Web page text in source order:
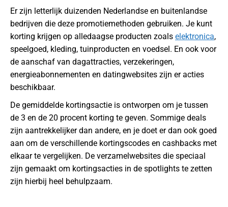
Er zijn letterlijk duizenden Nederlandse en buitenlandse
bedrijven die deze promotiemethoden gebruiken. Je kunt
korting krijgen op alledaagse producten zoals elektronica,
speelgoed, kleding, tuinproducten en voedsel. En ook voor
de aanschaf van dagattracties, verzekeringen,
energieabonnementen en datingwebsites zijn er acties
beschikbaar.
De gemiddelde kortingsactie is ontworpen om je tussen
de 3 en de 20 procent korting te geven. Sommige deals
zijn aantrekkelijker dan andere, en je doet er dan ook goed
aan om de verschillende kortingscodes en cashbacks met
elkaar te vergelijken. De verzamelwebsites die speciaal
zijn gemaakt om kortingsacties in de spotlights te zetten
zijn hierbij heel behulpzaam.